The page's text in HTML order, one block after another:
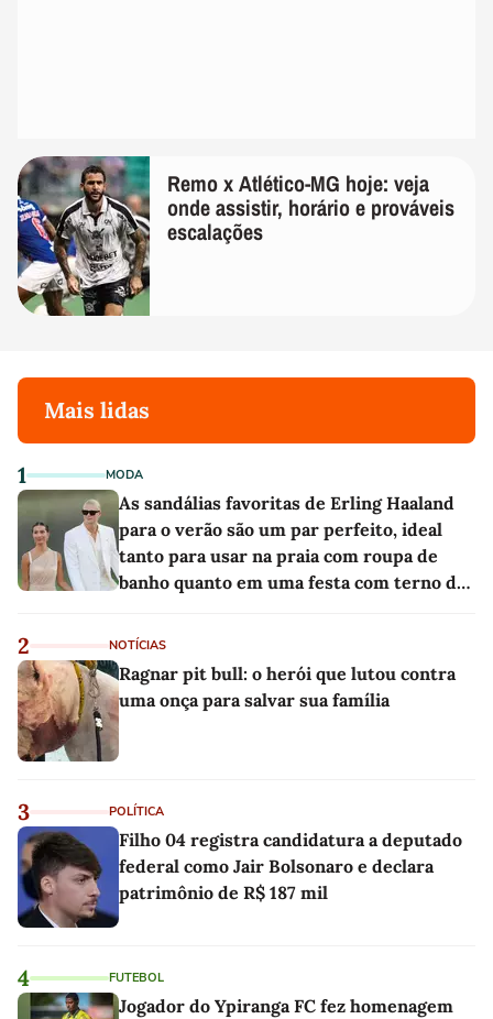
Remo x Atlético-MG hoje: veja
onde assistir, horário e prováveis
escalações
Mais lidas
1 MODA
As sandálias favoritas de Erling Haaland
para o verão são um par perfeito, ideal
tanto para usar na praia com roupa de
banho quanto em uma festa com terno de
2 NOTÍCIAS
Ragnar pit bull: o herói que lutou contra
uma onça para salvar sua família
3 POLÍTICA
Filho 04 registra candidatura a deputado
federal como Jair Bolsonaro e declara
patrimônio de R$ 187 mil
4 FUTEBOL
Jogador do Ypiranga FC fez homenagem